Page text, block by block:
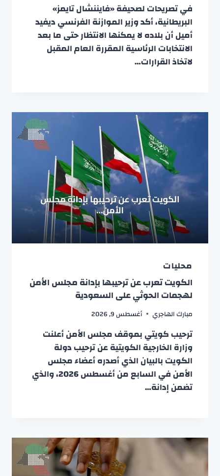
في تصريحات لصحيفة «فايننشال تايمز»
البريطانية، أكد وزير الموازنة الفرنسي ديفيد
أميل أن بلاده لا يمكنها الانتظار حتى ما بعد
الانتخابات الرئاسية المقررة العام المقبل
لاتخاذ القرارات…
محليات
الكويت تعرب عن ترحيبها بإدانة مجلس الأمن
لهجمات الحوثي على السعودية
مبارك الهاجري أغسطس 9, 2026
ترحيب كويتي بموقف مجلس الأمن أعلنت
وزارة الخارجية الكويتية عن ترحيب دولة
الكويت بالبيان الذي أصدره أعضاء مجلس
الأمن في السابع من أغسطس 2026، والذي
تضمن إدانة…